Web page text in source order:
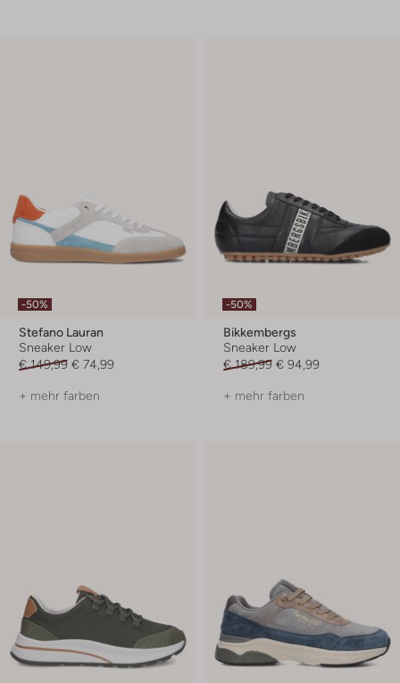
-50%
Stefano Lauran
Sneaker Low
€ 149,99 € 74,99
+ mehr farben
-50%
Bikkembergs
Sneaker Low
€ 189,99 € 94,99
+ mehr farben